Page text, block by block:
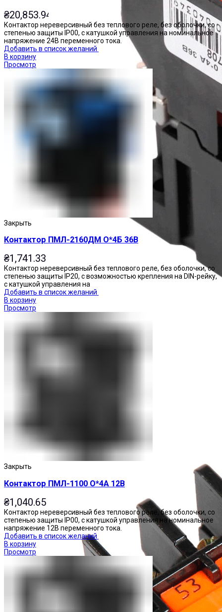
Реле промежуточные
₴20,853.94
Контактор нереверсивный без теплового реле, без оболочки, со
степенью защиты IP00, с катушкой управления на номинальное
напряжение 24В переменного тока.
Добавить в список желаний
В корзину
Просмотр
Закрыть
Контактор ПМЛ-2160ДМ О*4Б 36В
₴1,741.33
Контактор нереверсивный без теплового реле, без оболочки, со
степенью защиты IP20, с возможностью крепления на DIN-рейку,
с катушкой управления на
Добавить в список желаний
В корзину
Просмотр
Закрыть
Контактор ПМЛ-1100 О*4А 12В
₴1,040.65
Контактор нереверсивный без теплового реле, без оболочки, со
степенью защиты IP00, с катушкой управления на номинальное
напряжение 12В переменного тока.
Добавить в список желаний
В корзину
Просмотр